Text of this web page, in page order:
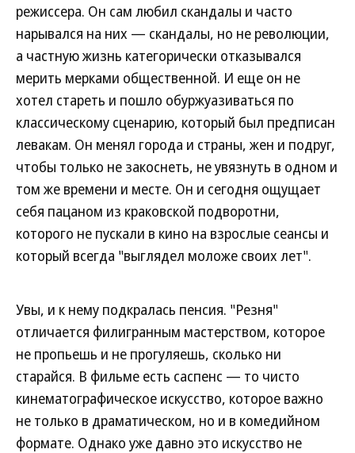
режиссера. Он сам любил скандалы и часто
нарывался на них — скандалы, но не революции,
а частную жизнь категорически отказывался
мерить мерками общественной. И еще он не
хотел стареть и пошло обуржуазиваться по
классическому сценарию, который был предписан
левакам. Он менял города и страны, жен и подруг,
чтобы только не закоснеть, не увязнуть в одном и
том же времени и месте. Он и сегодня ощущает
себя пацаном из краковской подворотни,
которого не пускали в кино на взрослые сеансы и
который всегда "выглядел моложе своих лет".
Увы, и к нему подкралась пенсия. "Резня"
отличается филигранным мастерством, которое
не пропьешь и не прогуляешь, сколько ни
старайся. В фильме есть саспенс — то чисто
кинематографическое искусство, которое важно
не только в драматическом, но и в комедийном
формате. Однако уже давно это искусство не